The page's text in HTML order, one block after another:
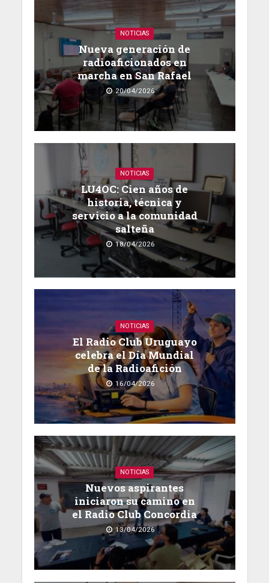
NOTICIAS
Nueva generación de
radioaficionados en
marcha en San Rafael
20/04/2026
NOTICIAS
LU4OC: Cien años de
historia, técnica y
servicio a la comunidad
salteña
18/04/2026
NOTICIAS
El Radio Club Uruguayo
celebra el Día Mundial
de la Radioafición
16/04/2026
NOTICIAS
Nuevos aspirantes
iniciaron su camino en
el Radio Club Concordia
13/04/2026